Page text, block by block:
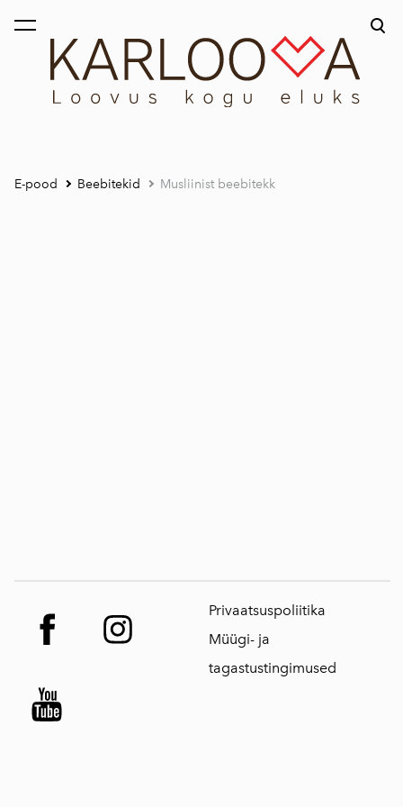
lisati ostukorvi.
E-pood Beebitekid Musliinist beebitekk
Privaatsuspoliitika
Müügi- ja
tagastustingimused